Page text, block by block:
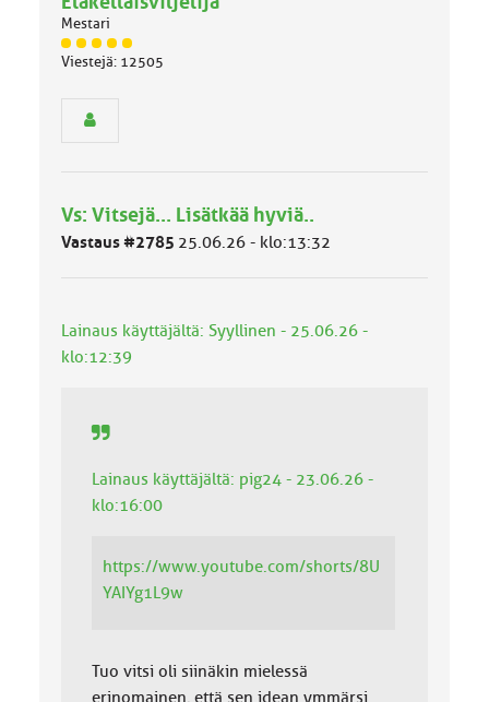
Mestari
J
ä
m
ä
k
a
Viestejä: 12505
Vs: Vitsejä... Lisätkää hyviä..
Vastaus #2785 25.06.26 - klo:13:32
Lainaus käyttäjältä: Syyllinen - 25.06.26 -
klo:12:39
Lainaus käyttäjältä: pig24 - 23.06.26 -
klo:16:00
https://www.youtube.com/shorts/8U
YAIYg1L9w
Tuo vitsi oli siinäkin mielessä
erinomainen, että sen idean ymmärsi